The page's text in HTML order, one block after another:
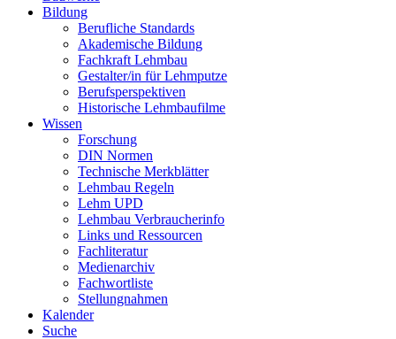
Bildung
Berufliche Standards
Akademische Bildung
Fachkraft Lehmbau
Gestalter/in für Lehmputze
Berufsperspektiven
Historische Lehmbaufilme
Wissen
Forschung
DIN Normen
Technische Merkblätter
Lehmbau Regeln
Lehm UPD
Lehmbau Verbraucherinfo
Links und Ressourcen
Fachliteratur
Medienarchiv
Fachwortliste
Stellungnahmen
Kalender
Suche